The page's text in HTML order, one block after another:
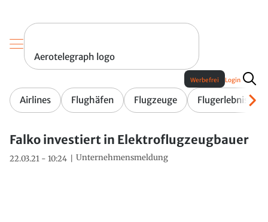
Aerotelegraph logo
Airlines Flughäfen Flugzeuge Flugerlebnis
Werbefrei Login
Falko investiert in Elektroflugzeugbauer
22.03.21 - 10:24 Unternehmensmeldung